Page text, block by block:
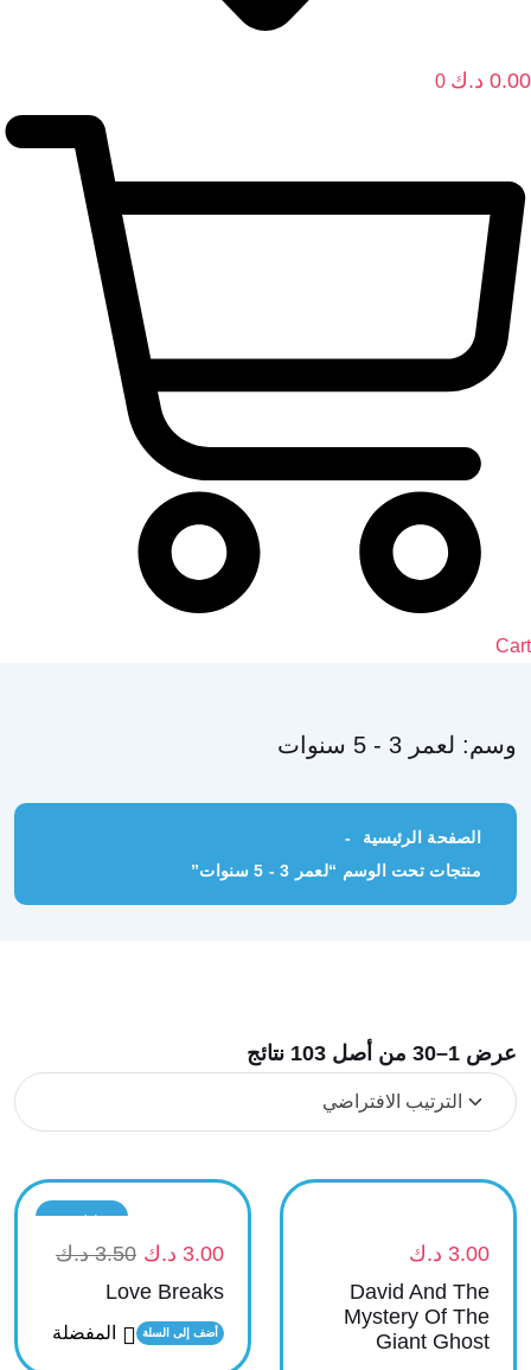
0.00 د.ك 0
Cart
وسم: لعمر 3 - 5 سنوات
الصفحة الرئيسية
منتجات تحت الوسم “لعمر 3 - 5 سنوات”
عرض 1–30 من أصل 103 نتائج
3.00 د.ك
David And The
Mystery Of The
Giant Ghost
تخفيض
3.00 د.ك 3.50 د.ك
Love Breaks
أضف إلى السلة المفضلة